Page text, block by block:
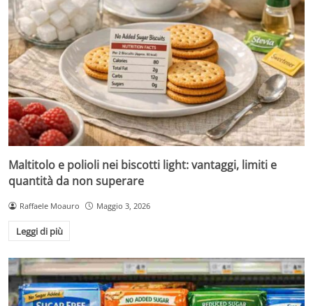
Maltitolo e polioli nei biscotti light: vantaggi, limiti e
quantità da non superare
Raffaele Moauro Maggio 3, 2026
Leggi di più